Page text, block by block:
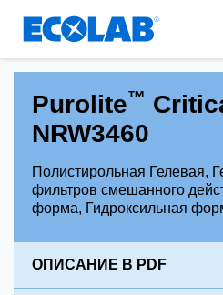
Resources
Applications
Medical Devices and Diagnostics
News & Events
Tools
Purolite™
NRW3460
Полистирольная Гелевая,
фильтров смешанного
форма, Гидроксильная
ОПИСАНИЕ В PDF